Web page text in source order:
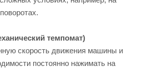
темпомат)
скорость движения машины и
постоянно нажимать на